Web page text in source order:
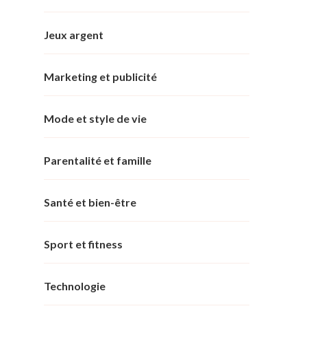
Jeux argent
Marketing et publicité
Mode et style de vie
Parentalité et famille
Santé et bien-être
Sport et fitness
Technologie